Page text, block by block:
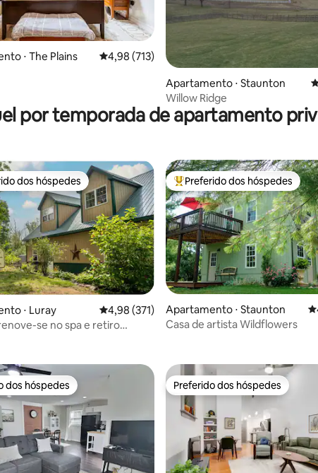
de 5, 556 avaliações
⋅ The Plains 4,98 de uma avaliação média de 5, 713
4,98 (713)
Apartamento ⋅ Staunton
Willow Ridge
por temporada de apartamento
de 5, 131 avaliações
melhores preferidos dos hóspedes
dos hóspedes
⋅ Luray 4,98 de uma avaliação média de 5, 371
4,98 (371)
se no spa e retiro
Entre os melhores preferidos
Preferido dos hóspedes
Apartamento ⋅ Staunton
Casa de artista Wildflowers
dos hóspedes
dos hóspedes Preferido dos hóspedes
Preferido dos hóspedes